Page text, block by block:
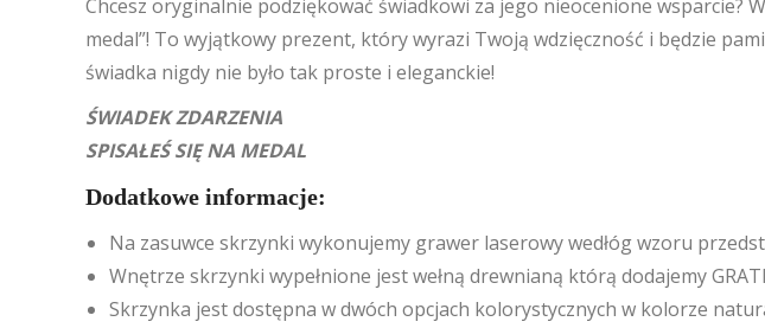
Chcesz oryginalnie podziękować świadkowi za jego nieocenione wsparcie?
medal”! To wyjątkowy prezent, który wyrazi Twoją wdzięczność i będzie
świadka nigdy nie było tak proste i eleganckie!
ŚWIADEK ZDARZENIA
SPISAŁEŚ SIĘ NA MEDAL
Dodatkowe informacje:
Na zasuwce skrzynki wykonujemy grawer laserowy wedłóg wzoru
Wnętrze skrzynki wypełnione jest wełną drewnianą którą dodajemy
Skrzynka jest dostępna w dwóch opcjach kolorystycznych w kolorze